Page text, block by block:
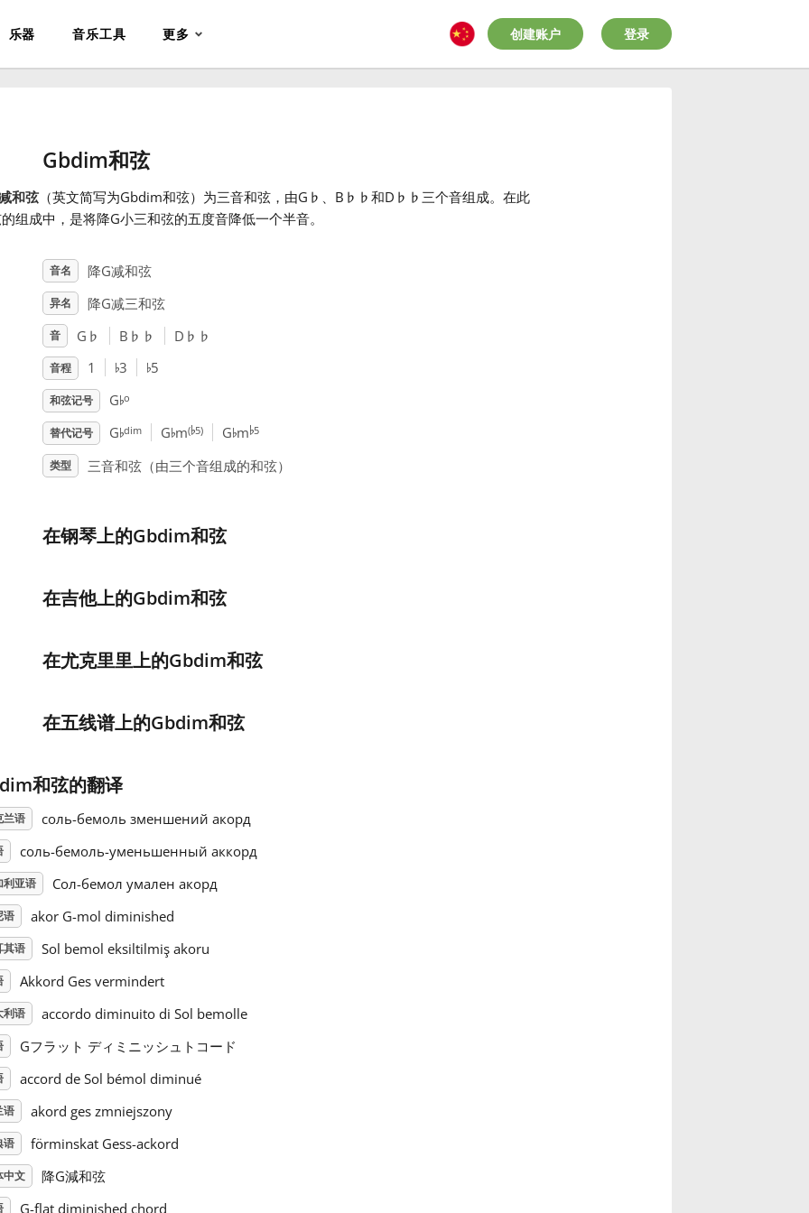
乐器 音乐工具 更多 创建账户 登录
Gbdim和弦
和弦（英文简写为Gbdim和弦）为三音和弦，由G ♭ 、B ♭ ♭ 和D ♭ ♭ 三个音组成。在此
组成中，是将降G小三和弦的五度音降低一个半音。
音名 降G减和弦
异名 降G减三和弦
音 G ♭ B ♭ ♭ D ♭ ♭
音程 1 ♭3 ♭5
和弦记号 G♭o
替代记号 G♭dim G♭m(♭5) G♭m♭5
类型 三音和弦（由三个音组成的和弦）
在钢琴上的Gbdim和弦
在吉他上的Gbdim和弦
在尤克里里上的Gbdim和弦
在五线谱上的Gbdim和弦
和弦的翻译
兰语 соль-бемоль зменшений акорд
соль-бемоль-уменьшенный аккорд
利亚语 Сол-бемол умален акорд
语 akor G-mol diminished
其语 Sol bemol eksiltilmiş akoru
Akkord Ges vermindert
利语 accordo diminuito di Sol bemolle
Gフラット ディミニッシュトコード
accord de Sol bémol diminué
语 akord ges zmniejszony
语 förminskat Gess-ackord
中文 降G減和弦
G-flat diminished chord